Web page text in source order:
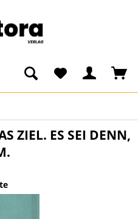
ZIEL. ES SEI DENN,